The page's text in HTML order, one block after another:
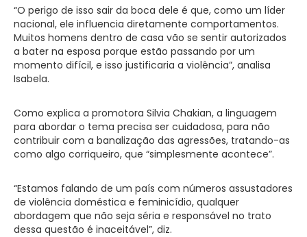
“O perigo de isso sair da boca dele é que, como um líder
nacional, ele influencia diretamente comportamentos.
Muitos homens dentro de casa vão se sentir autorizados
a bater na esposa porque estão passando por um
momento difícil, e isso justificaria a violência”, analisa
Isabela.
Como explica a promotora Silvia Chakian, a linguagem
para abordar o tema precisa ser cuidadosa, para não
contribuir com a banalização das agressões, tratando-as
como algo corriqueiro, que “simplesmente acontece”.
“Estamos falando de um país com números assustadores
de violência doméstica e feminicídio, qualquer
abordagem que não seja séria e responsável no trato
dessa questão é inaceitável”, diz.